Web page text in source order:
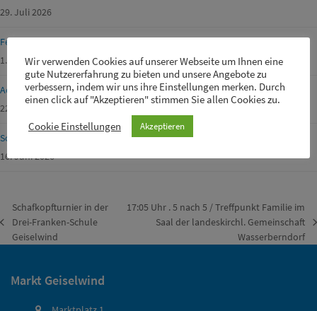
29. Juli 2026
Ferienprogramm Geiselwind 2026
1. Juli 2026
Achtung Waldbrandgefahr!
22. Juni 2026
Schülerbetreuer m/w/d für unsere Drei-Franken-Grundschule gesucht
16. Juni 2026
vorheriger
Beitrag:
Schafkopfturnier in der
Drei-Franken-Schule
Geiselwind
Nächster
Beitrag:
17:05 Uhr . 5 nach 5 / Treffpunkt Familie im
Saal der landeskirchl. Gemeinschaft
Wasserberndorf
Markt Geiselwind
Wir verwenden Cookies auf unserer Webseite um Ihnen eine
gute Nutzererfahrung zu bieten und unsere Angebote zu
verbessern, indem wir uns ihre Einstellungen merken. Durch
einen click auf "Akzeptieren" stimmen Sie allen Cookies zu.
Cookie Einstellungen Akzeptieren